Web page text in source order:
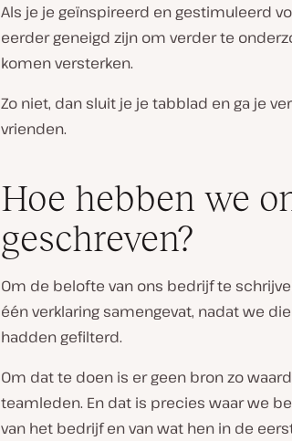
Als je je geïnspireerd en gestimuleerd
eerder geneigd zijn om verder te
komen versterken.
Zo niet, dan sluit je je tabblad en ga je
vrienden.
Hoe hebben we
geschreven?
Om de belofte van ons bedrijf te
één verklaring samengevat, nadat we
hadden gefilterd.
Om dat te doen is ergeen bron zo
teamleden. En dat is precies waar we
van het bedrijf en van wat hen in de